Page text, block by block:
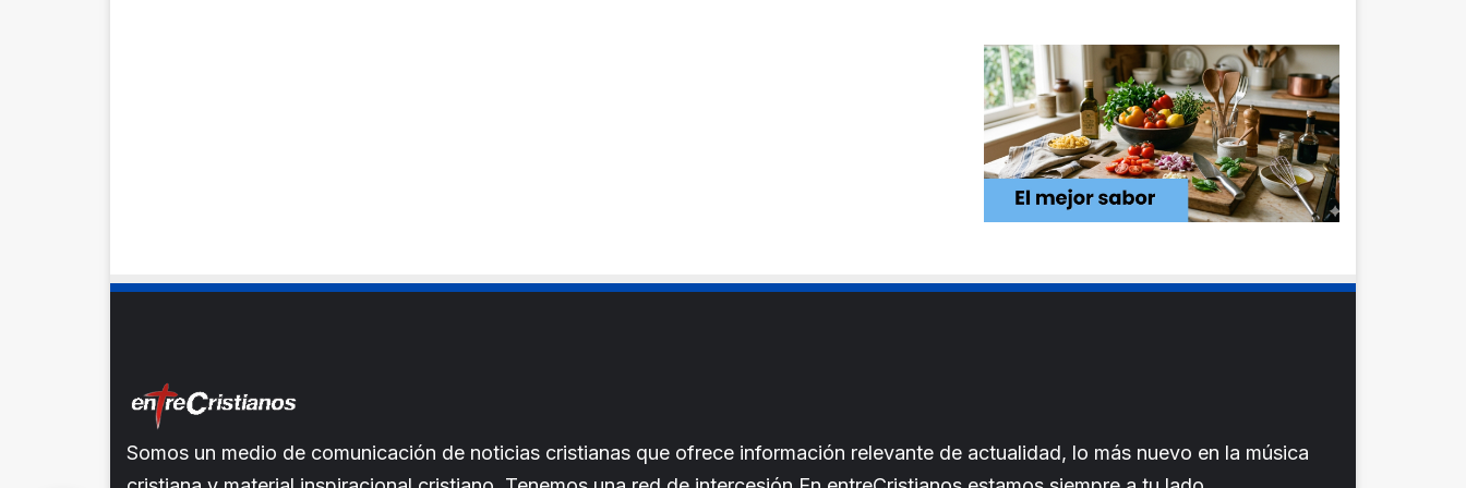
Somos un medio de comunicación de noticias cristianas que ofrece información relevante de actualidad, lo más nuevo en la música